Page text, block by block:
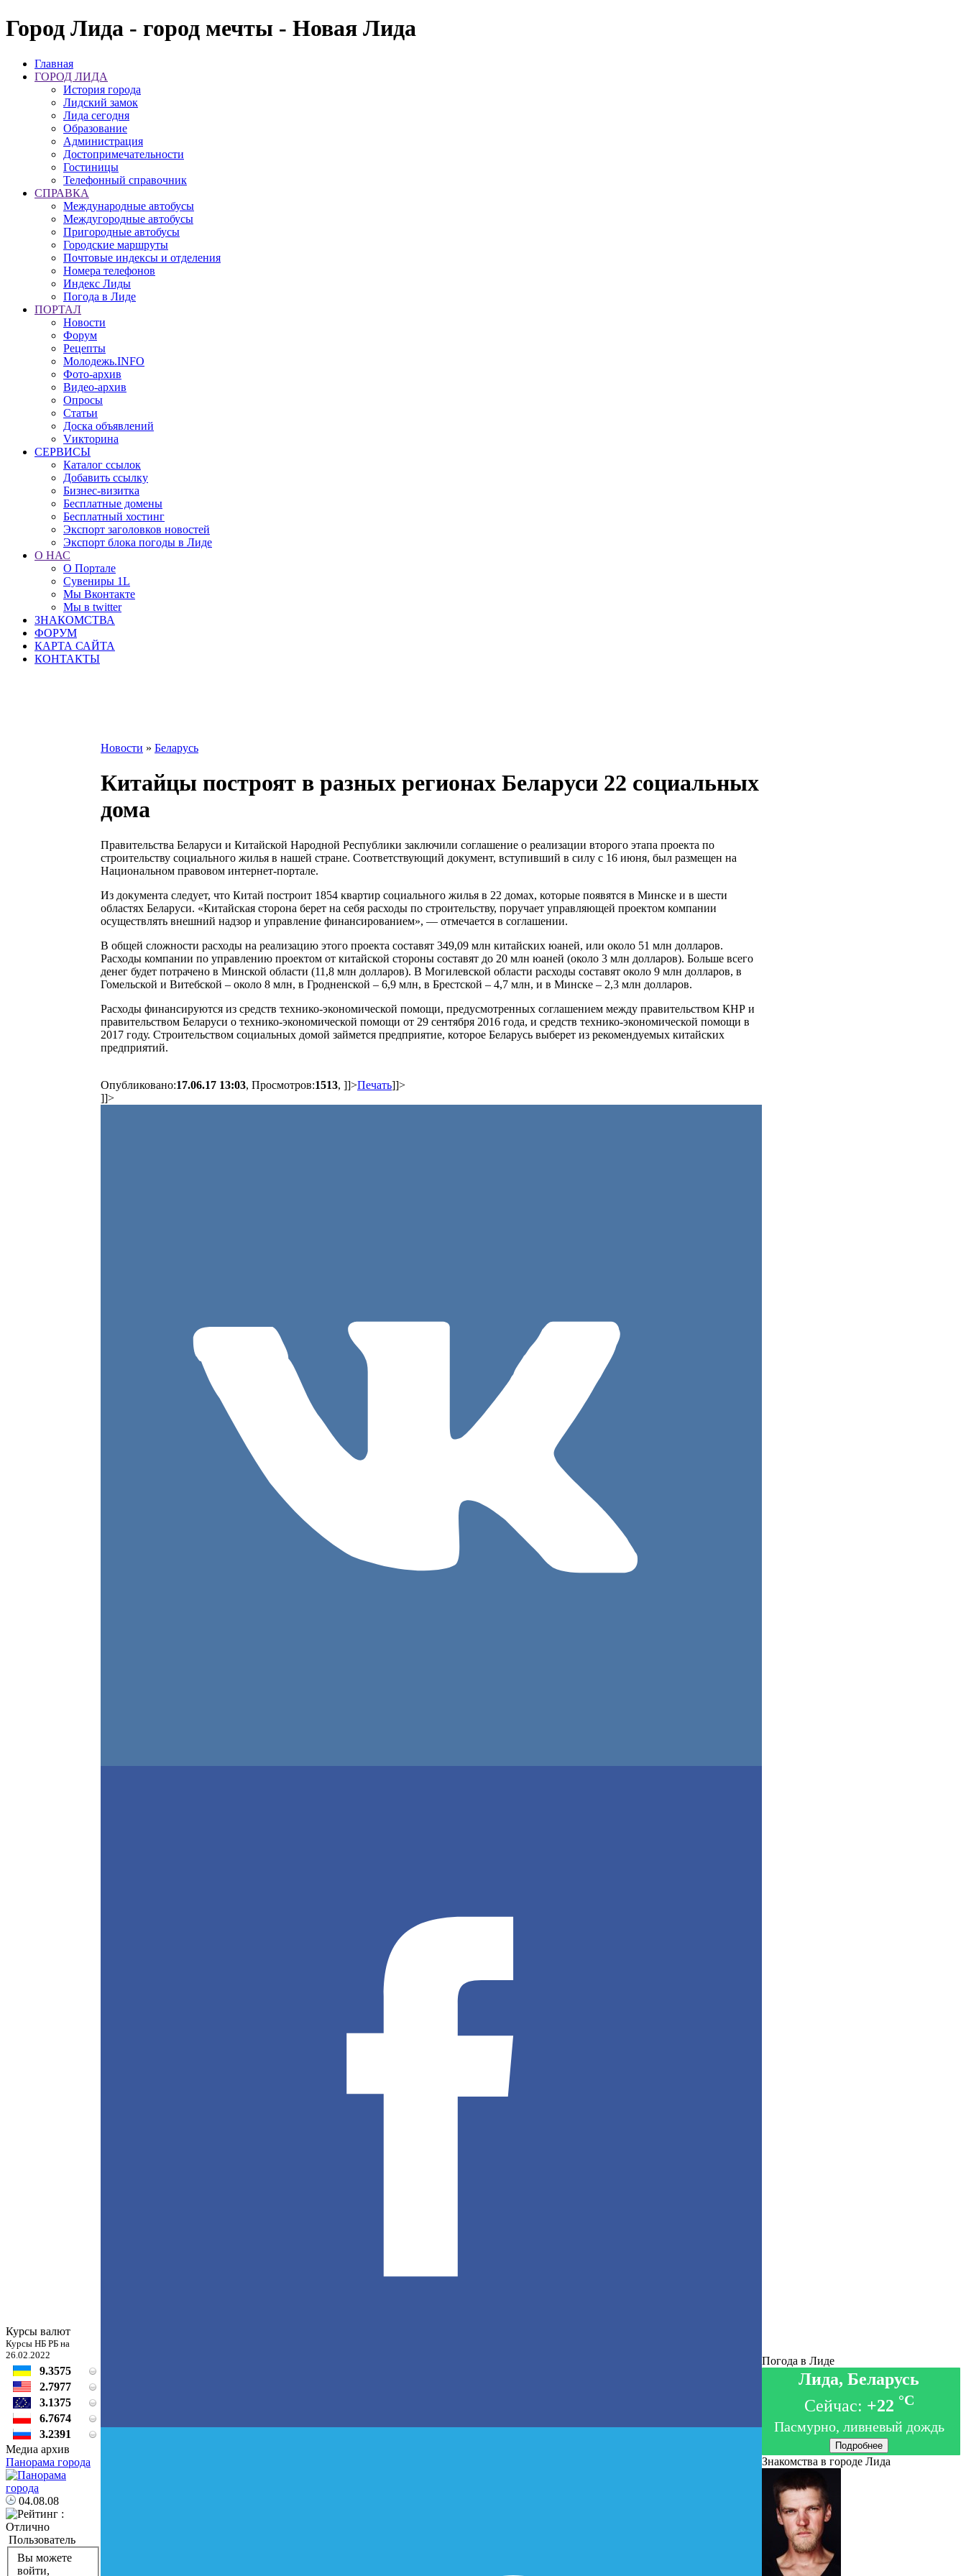
Город Лида - город мечты - Новая Лида
Главная
ГОРОД ЛИДА
История города
Лидский замок
Лида сегодня
Образование
Администрация
Достопримечательности
Гостиницы
Телефонный справочник
СПРАВКА
Международные автобусы
Междугородные автобусы
Пригородные автобусы
Городские маршруты
Почтовые индексы и отделения
Номера телефонов
Индекс Лиды
Погода в Лиде
ПОРТАЛ
Новости
Форум
Рецепты
Молодежь.INFO
Фото-архив
Видео-архив
Опросы
Статьи
Доска объявлений
Vикторина
СЕРВИСЫ
Каталог ссылок
Добавить ссылку
Бизнес-визитка
Бесплатные домены
Бесплатный хостинг
Экспорт заголовков новостей
Экспорт блока погоды в Лиде
О НАС
О Портале
Сувениры 1L
Мы Вконтакте
Мы в twitter
ЗНАКОМСТВА
ФОРУМ
КАРТА САЙТА
КОНТАКТЫ
Курсы валют
Курсы НБ РБ на
26.02.2022
9.3575
2.7977
3.1375
6.7674
3.2391
Медиа архив
Панорама города
04.08.08
Пользователь
Вы можете
войти,
Новости » Беларусь
Китайцы построят в разных регионах Беларуси 22 социальных
дома
Правительства Беларуси и Китайской Народной Республики заключили соглашение о реализации второго этапа проекта по
строительству социального жилья в нашей стране. Соответствующий документ, вступивший в силу с 16 июня, был размещен на
Национальном правовом интернет-портале.
Из документа следует, что Китай построит 1854 квартир социального жилья в 22 домах, которые появятся в Минске и в шести
областях Беларуси. «Китайская сторона берет на себя расходы по строительству, поручает управляющей проектом компании
осуществлять внешний надзор и управление финансированием», — отмечается в соглашении.
В общей сложности расходы на реализацию этого проекта составят 349,09 млн китайских юаней, или около 51 млн долларов.
Расходы компании по управлению проектом от китайской стороны составят до 20 млн юаней (около 3 млн долларов). Больше всего
денег будет потрачено в Минской области (11,8 млн долларов). В Могилевской области расходы составят около 9 млн долларов, в
Гомельской и Витебской – около 8 млн, в Гродненской – 6,9 млн, в Брестской – 4,7 млн, и в Минске – 2,3 млн долларов.
Расходы финансируются из средств технико-экономической помощи, предусмотренных соглашением между правительством КНР и
правительством Беларуси о технико-экономической помощи от 29 сентября 2016 года, и средств технико-экономической помощи в
2017 году. Строительством социальных домой займется предприятие, которое Беларусь выберет из рекомендуемых китайских
предприятий.
Опубликовано:17.06.17 13:03, Просмотров:1513, ]]>Печать]]>
]]>
Погода в Лиде
Лида, Беларусь
Сейчас: +22 °C
Пасмурно, ливневый дождь
Подробнее
Знакомства в городе Лида